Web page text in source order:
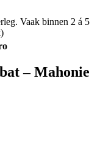
Vaak binnen 2 á 5
– Mahonie